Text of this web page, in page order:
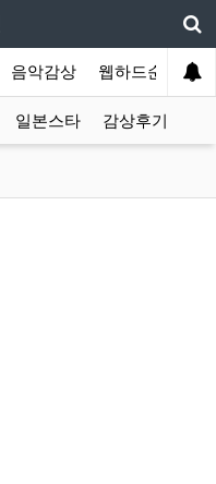
음악감상 웹하드순위
일본스타 감상후기